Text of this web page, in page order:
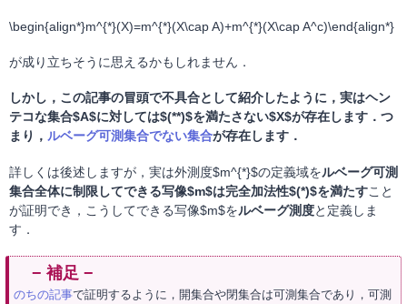
\begin{align*}m^{*}(X)=m^{*}(X\cap A)+m^{*}(X\cap A^c)\end{align*}
が成り立ちそうに思えるかもしれません．
しかし，この記事の冒頭で不具合として紹介したように，実はヘン
テコな集合$A$に対しては$(**)$を満たさない$X$が存在します．つ
まり， ルベーグ可測集合でない集合が存在します．
詳しくは後述しますが，実は外測度$m^{*}$の定義域をルベーグ可測
集合全体に制限してできる写像$m$は完全加法性$(*)$を満たすこと
が証明でき，こうしてできる写像$m$をルベーグ測度と定義しま
す．
のちの記事で証明するように，開集合や閉集合は可測集合であり，可測